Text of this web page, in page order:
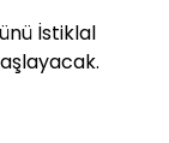
İstiklal